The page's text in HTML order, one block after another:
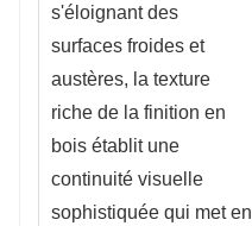
s'éloignant des
surfaces froides et
austères, la texture
riche de la finition en
bois établit une
continuité visuelle
sophistiquée qui met en